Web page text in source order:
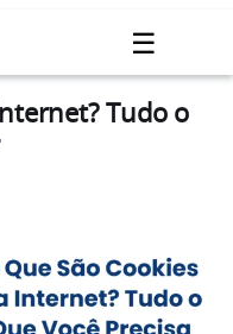
☰
Tudo o